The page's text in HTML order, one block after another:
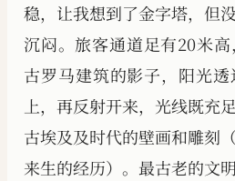
稳，让我想到了金字塔，但
沉闷。旅客通道足有20米
古罗马建筑的影子，阳光
上，再反射开来，光线既充
古埃及及时代的壁画和雕刻
来生的经历）。最古老的文